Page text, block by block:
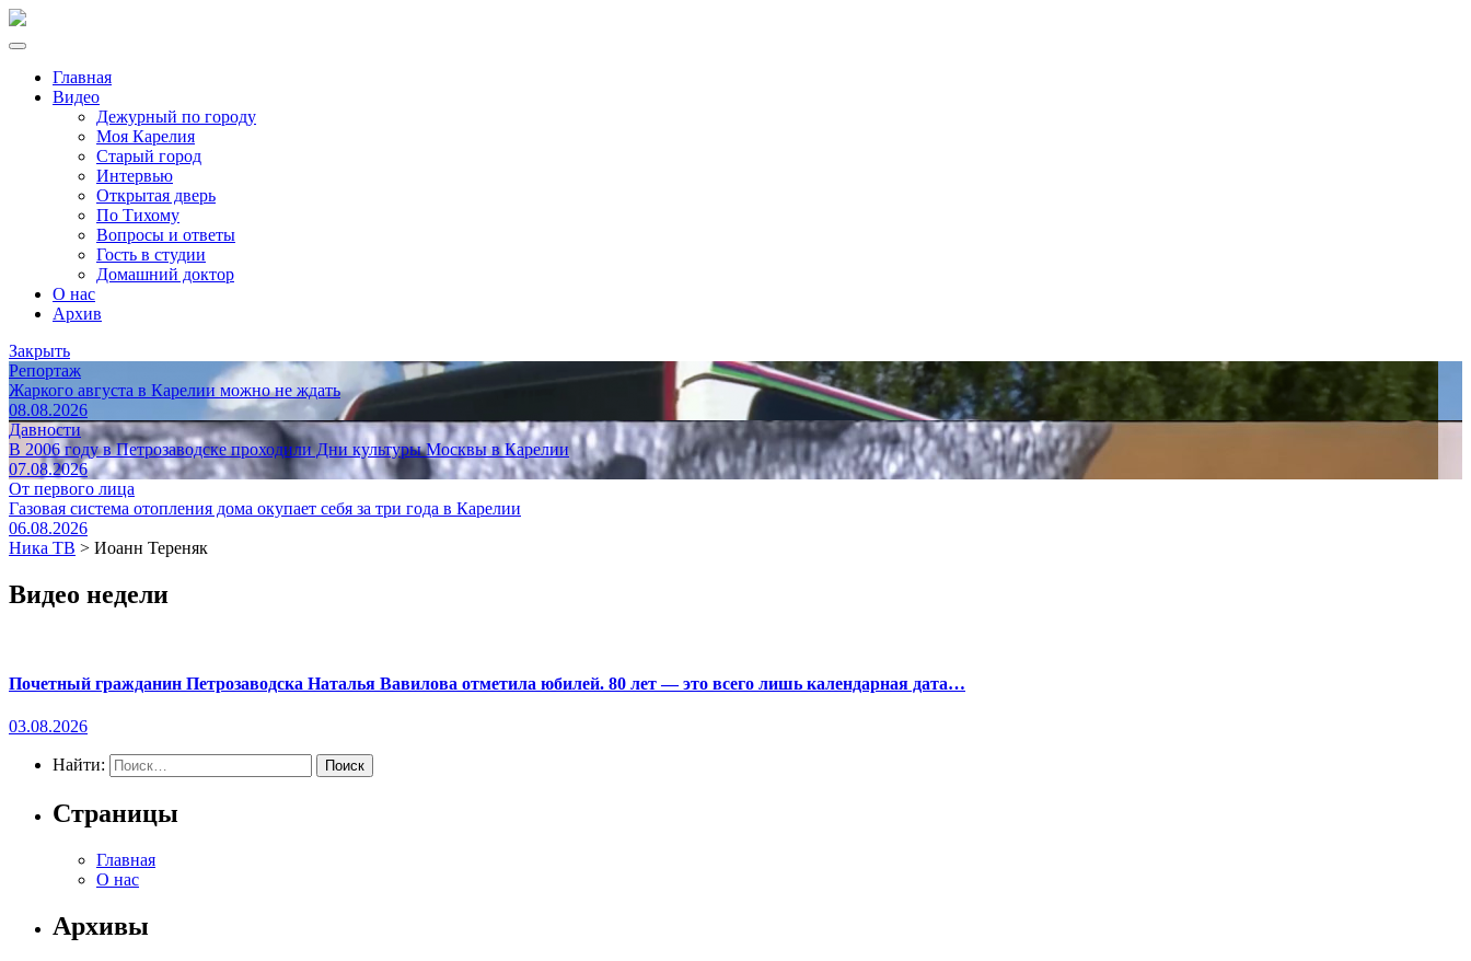
Главная
Видео
Дежурный по городу
Моя Карелия
Старый город
Интервью
Открытая дверь
По Тихому
Вопросы и ответы
Гость в студии
Домашний доктор
О нас
Архив
Закрыть
Репортаж
Жаркого августа в Карелии можно не ждать
08.08.2026
Давности
В 2006 году в Петрозаводске проходили Дни культуры Москвы в Карелии
07.08.2026
От первого лица
Газовая система отопления дома окупает себя за три года в Карелии
06.08.2026
Ника ТВ > Иоанн Тереняк
Видео недели
Почетный гражданин Петрозаводска Наталья Вавилова отметила юбилей. 80 лет — это всего лишь календарная дата…
03.08.2026
Найти:
Страницы
Главная
О нас
Архивы